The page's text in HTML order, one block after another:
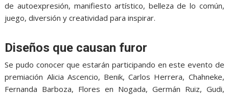
de autoexpresión, manifiesto artístico, belleza de lo común,
juego, diversión y creatividad para inspirar.
Diseños que causan furor
Se pudo conocer que estarán participando en este evento de
premiación Alicia Ascencio, Benik, Carlos Herrera, Chahneke,
Fernanda Barboza, Flores en Nogada, Germán Ruiz, Gudi,